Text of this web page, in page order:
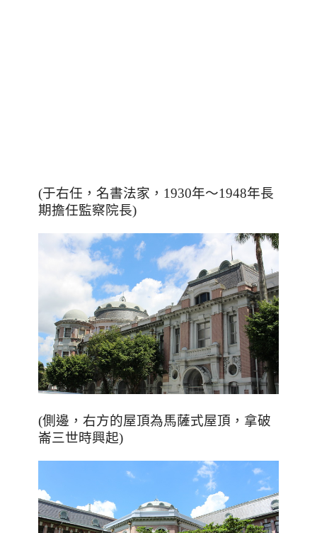
(于右任，名書法家，1930年～1948年長
期擔任監察院長)
(側邊，右方的屋頂為馬薩式屋頂，拿破
崙三世時興起)